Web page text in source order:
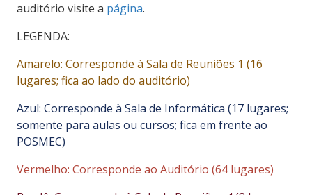
auditório visite a página.
LEGENDA:
Amarelo: Corresponde à Sala de Reuniões 1 (16
lugares; fica ao lado do auditório)
Azul: Corresponde à Sala de Informática (17 lugares;
somente para aulas ou cursos; fica em frente ao
POSMEC)
Vermelho: Corresponde ao Auditório (64 lugares)